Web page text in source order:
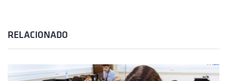
RELACIONADO